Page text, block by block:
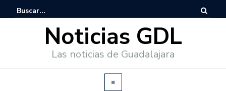
Noticias GDL
Las noticias de Guadalajara